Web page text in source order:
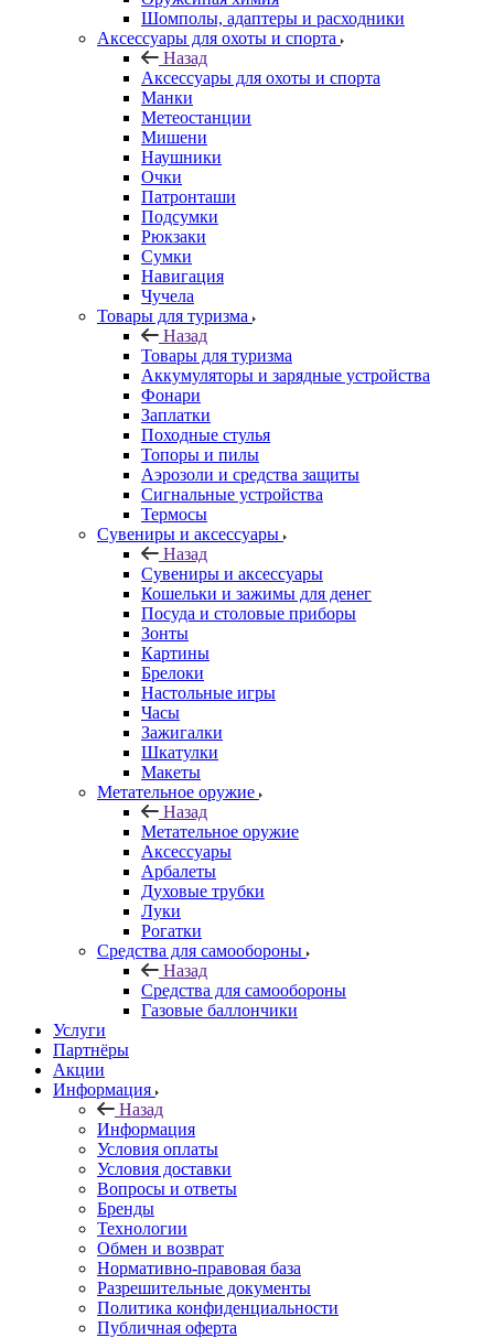
Шомполы, адаптеры и расходники
Аксессуары для охоты и спорта
Назад
Аксессуары для охоты и спорта
Манки
Метеостанции
Мишени
Наушники
Очки
Патронташи
Подсумки
Рюкзаки
Сумки
Навигация
Чучела
Товары для туризма
Назад
Товары для туризма
Аккумуляторы и зарядные устройства
Фонари
Заплатки
Походные стулья
Топоры и пилы
Аэрозоли и средства защиты
Сигнальные устройства
Термосы
Сувениры и аксессуары
Назад
Сувениры и аксессуары
Кошельки и зажимы для денег
Посуда и столовые приборы
Зонты
Картины
Брелоки
Настольные игры
Часы
Зажигалки
Шкатулки
Макеты
Метательное оружие
Назад
Метательное оружие
Аксессуары
Арбалеты
Духовые трубки
Луки
Рогатки
Средства для самообороны
Назад
Средства для самообороны
Газовые баллончики
Услуги
Партнёры
Акции
Информация
Назад
Информация
Условия оплаты
Условия доставки
Вопросы и ответы
Бренды
Технологии
Обмен и возврат
Нормативно-правовая база
Разрешительные документы
Политика конфиденциальности
Публичная оферта